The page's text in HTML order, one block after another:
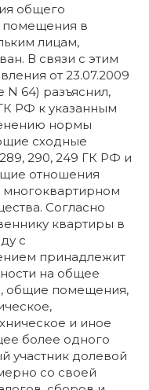
общего
помещения в
лицам,
В связи с этим
от 23.07.2009
64) разъяснил,
ГК РФ к указанным
нормы
сходные
290, 249 ГК РФ и
отношения
Согласно
квартиры в
с
принадлежит
на общее
общие помещения,
и иное
более одного
участник долевой
со своей